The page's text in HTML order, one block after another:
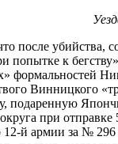
после убийства,
попытке к
формальностей
Винницкого
подаренную
при отправке
й армии за № 296